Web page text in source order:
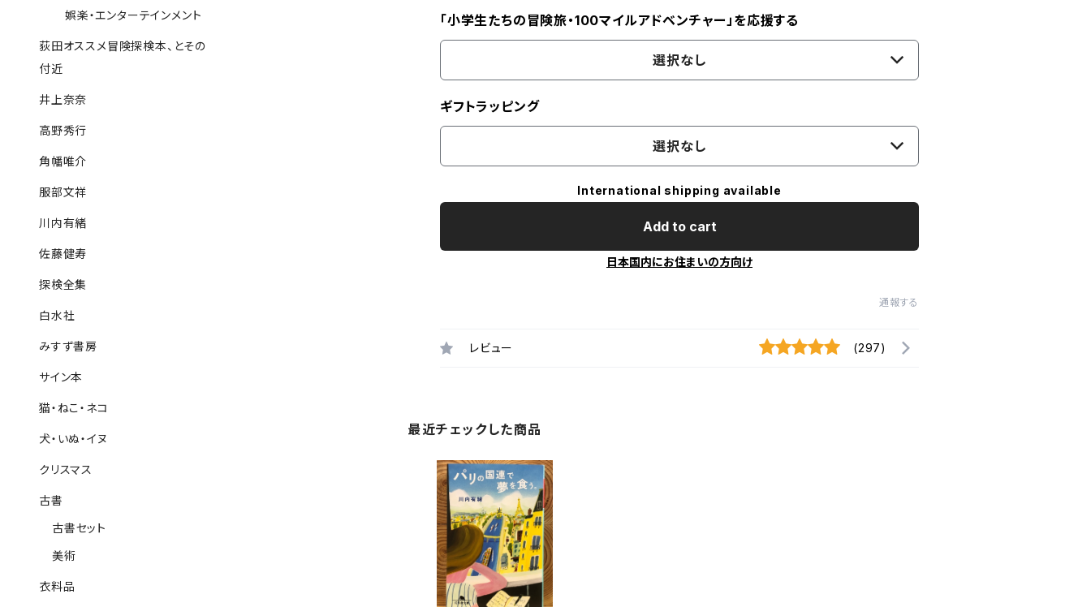
「小学生たちの冒険旅・100マイルアドベンチャー」を応援する
選択なし
ギフトラッピング
選択なし
International shipping available
Add to cart
日本国内にお住まいの方向け
通報する
レビュー (297)
最近チェックした商品
娯楽・エンターテインメント
荻田オススメ冒険探検本、とその
付近
井上奈奈
高野秀行
角幡唯介
服部文祥
川内有緒
佐藤健寿
探検全集
白水社
みすず書房
サイン本
猫・ねこ・ネコ
犬・いぬ・イヌ
クリスマス
古書
古書セット
美術
衣料品